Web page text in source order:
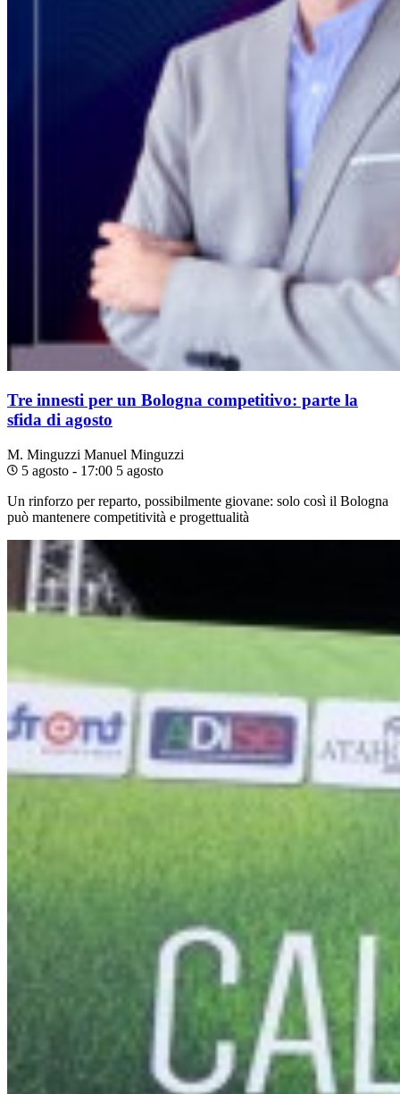
Tre innesti per un Bologna competitivo: parte la
sfida di agosto
M. Minguzzi Manuel Minguzzi
5 agosto - 17:00 5 agosto
Un rinforzo per reparto, possibilmente giovane: solo così il Bologna
può mantenere competitività e progettualità